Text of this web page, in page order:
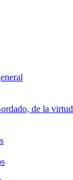
de la virtud